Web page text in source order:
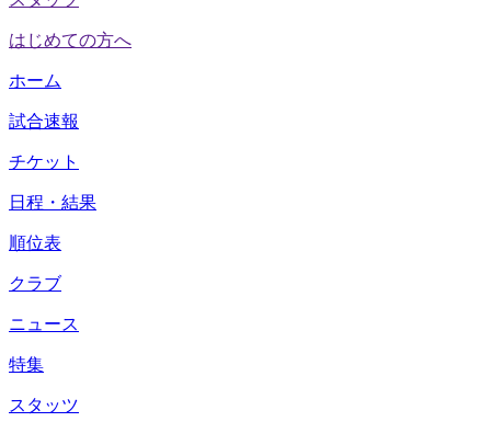
はじめての方へ
ホーム
試合速報
チケット
日程・結果
順位表
クラブ
ニュース
特集
スタッツ